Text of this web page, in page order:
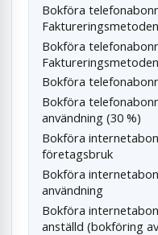
Bokföra
Bokföra
Bokföra
Bokföra
användning (30 %)
Bokföra
företagsbruk
Bokföra
användning
Bokföra
anställd (bokföring